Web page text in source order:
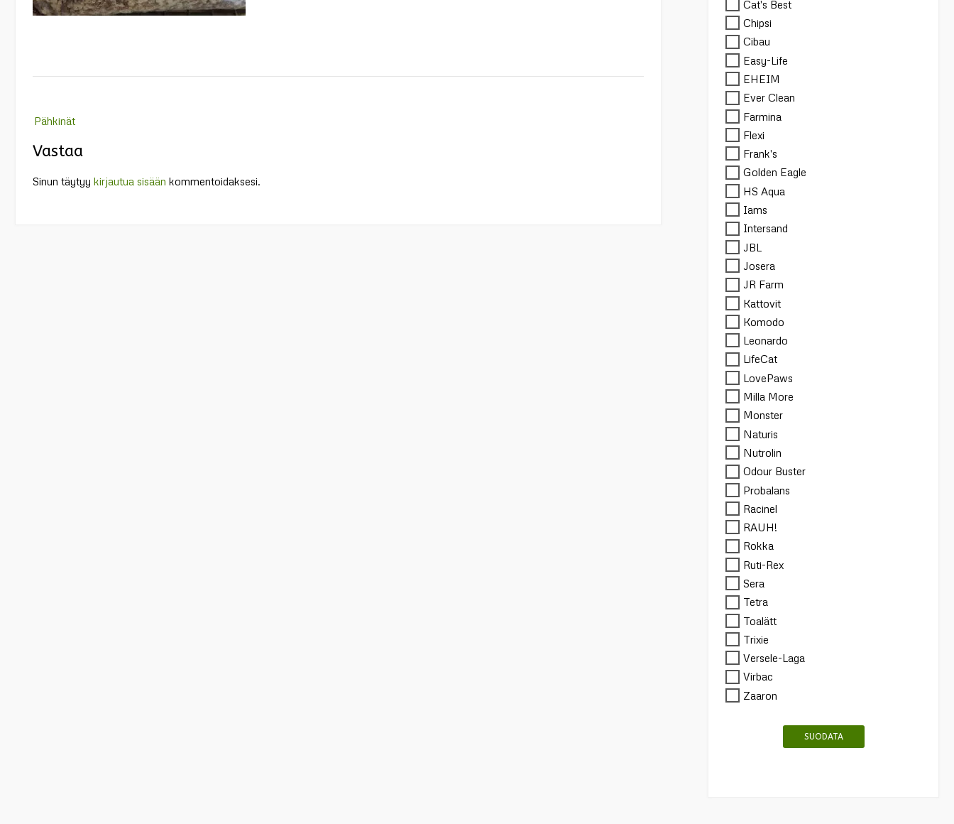
Pähkinät
Vastaa
Sinun täytyy kirjautua sisään kommentoidaksesi.
Cat's Best
Chipsi
Cibau
Easy-Life
EHEIM
Ever Clean
Farmina
Flexi
Frank's
Golden Eagle
HS Aqua
Iams
Intersand
JBL
Josera
JR Farm
Kattovit
Komodo
Leonardo
LifeCat
LovePaws
Milla More
Monster
Naturis
Nutrolin
Odour Buster
Probalans
Racinel
RAUH!
Rokka
Ruti-Rex
Sera
Tetra
Toalätt
Trixie
Versele-Laga
Virbac
Zaaron
SUODATA